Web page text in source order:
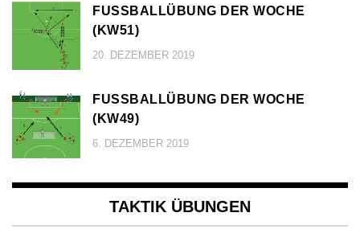
FUSSBALLÜBUNG DER WOCHE (
KW51)
20. DEZEMBER 2019
FUSSBALLÜBUNG DER WOCHE (
KW49)
6. DEZEMBER 2019
TAKTIK ÜBUNGEN